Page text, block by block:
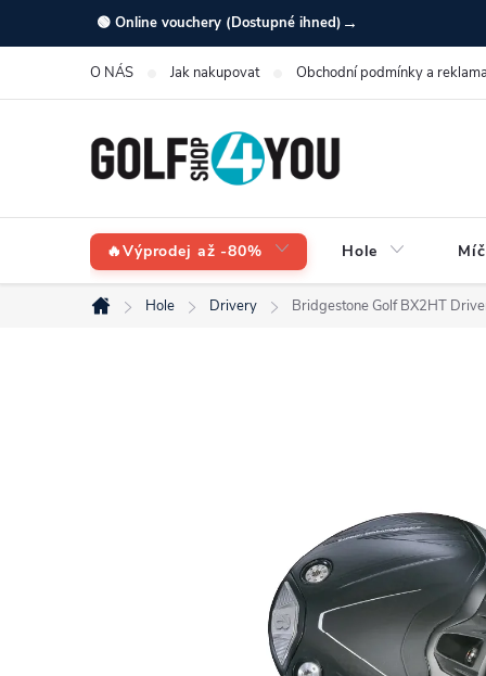
na
🟢 Online vouchery (Dostupné ihned) →
O NÁS Jak nakupovat Obchodní podmínky a
🔥Výprodej až -80% Hole
Domů
Hole Drivery Bridgestone Golf BX2HT